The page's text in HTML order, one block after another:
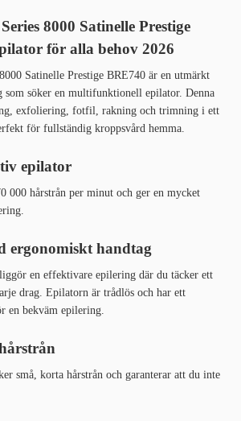
8000 Satinelle Prestige
för alla behov 2026
Satinelle Prestige BRE740 är en utmärkt
söker en multifunktionell epilator. Denna
exfoliering, fotfil, rakning och trimning i ett
för fullständig kroppsvård hemma.
epilator
000 hårstrån per minut och ger en mycket
ergonomiskt handtag
en effektivare epilering där du täcker ett
drag. Epilatorn är trådlös och har ett
en bekväm epilering.
små, korta hårstrån och garanterar att du inte